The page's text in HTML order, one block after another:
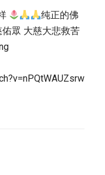
纯正的佛
眾 大慈大悲救苦